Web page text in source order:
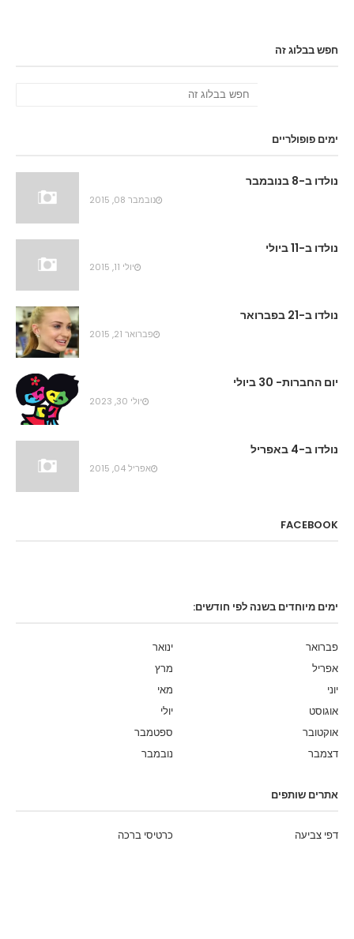
חפש בבלוג זה
ימים פופולריים
נולדו ב-8 בנובמבר
נובמבר 08, 2015
נולדו ב-11 ביולי
יולי 11, 2015
נולדו ב-21 בפברואר
פברואר 21, 2015
יום החברות- 30 ביולי
יולי 30, 2023
נולדו ב-4 באפריל
אפריל 04, 2015
FACEBOOK
ימים מיוחדים בשנה לפי חודשים:
ינואר
פברואר
מרץ
אפריל
מאי
יוני
יולי
אוגוסט
ספטמבר
אוקטובר
נובמבר
דצמבר
אתרים שותפים
כרטיסי ברכה דפי צביעה